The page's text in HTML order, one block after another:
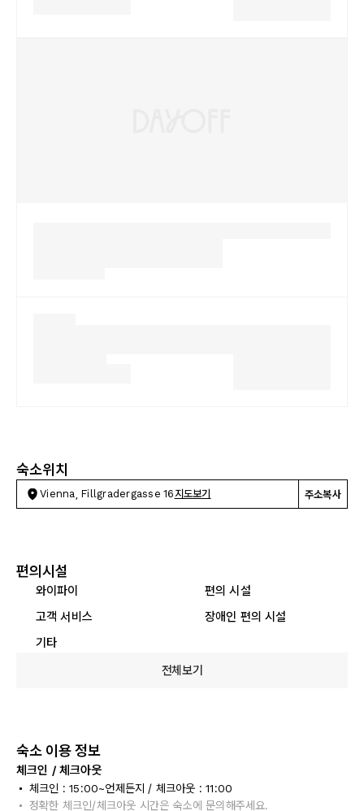
숙소위치
Vienna, Fillgradergasse 16 지도보기 주소복사
편의시설
와이파이
편의 시설
고객 서비스
장애인 편의 시설
기타
전체보기
숙소 이용 정보
체크인 / 체크아웃
체크인 : 15:00~언제든지 / 체크아웃 : 11:00
정확한 체크인/체크아웃 시간은 숙소에 문의해주세요.